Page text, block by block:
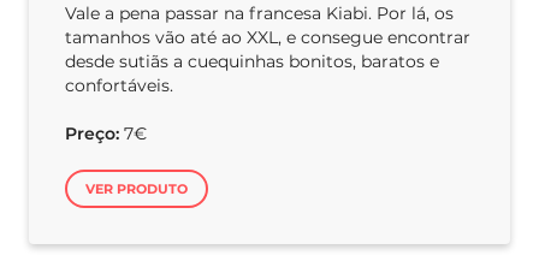
Vale a pena passar na francesa Kiabi. Por lá, os
tamanhos vão até ao XXL, e consegue encontrar
desde sutiãs a cuequinhas bonitos, baratos e
confortáveis.
Preço: 7€
VER PRODUTO